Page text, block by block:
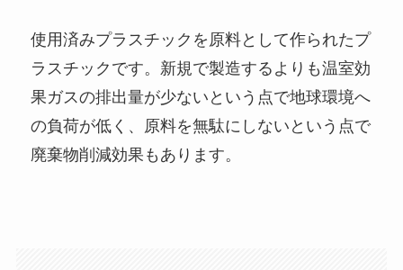
使用済みプラスチックを原料として作られたプ
ラスチックです。新規で製造するよりも温室効
果ガスの排出量が少ないという点で地球環境へ
の負荷が低く、原料を無駄にしないという点で
廃棄物削減効果もあります。